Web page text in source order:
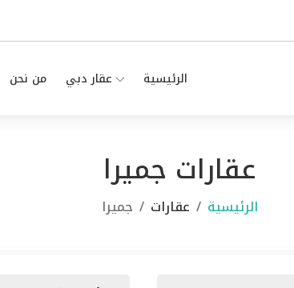
الرئيسية عقار دبي من نحن
عقارات جميرا
الرئيسية عقارات جميرا